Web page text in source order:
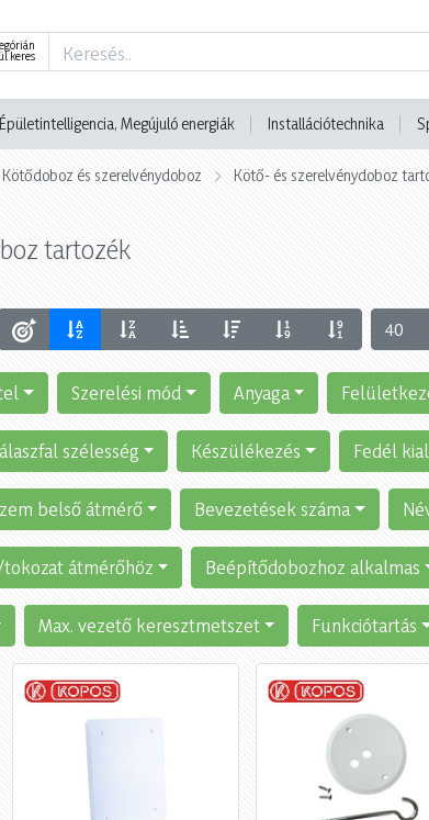
keres
Épületintelligencia, Megújuló energiák Installációtechnika
Kötődoboz és szerelvénydoboz Kötő- és szerelvénydoboz
tartozék
40
Szerelési mód Anyaga
szélesség Készülékezés Fedél
belső átmérő Bevezetések száma
átmérőhöz Beépítődobozhoz alkalmas
Max. vezető keresztmetszet Funkciótartás